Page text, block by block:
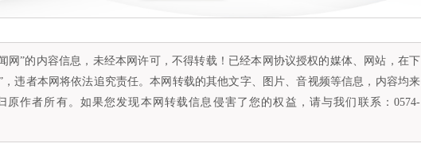
网”的内容信息，未经本网许可，不得转载！已经本网协议授权的媒体、网站，在下
违者本网将依法追究责任。本网转载的其他文字、图片、音视频等信息，内容均来
作者所有。如果您发现本网转载信息侵害了您的权益，请与我们联系：0574-